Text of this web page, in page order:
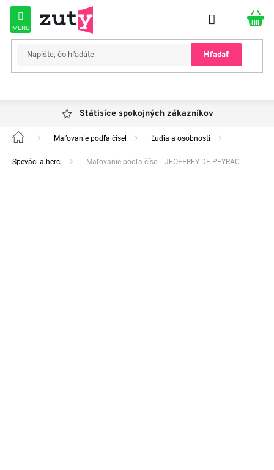
Prejsť
obsah
Hľadať
Státisíce spokojných zákazníkov
Domov Maľovanie podľa čísel Ľudia a osobnosti
Speváci a herci Maľovanie podľa čísel - JEOFFREY DE PEYRAC